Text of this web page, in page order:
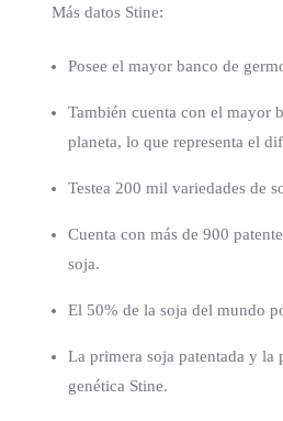
Más datos Stine:
Posee el mayor banco de
También cuenta con el mayor
planeta, lo que representa el
Testea 200 mil variedades de
Cuenta con más de 900
soja.
El 50% de la soja del mundo
La primera soja patentada y la
genética Stine.